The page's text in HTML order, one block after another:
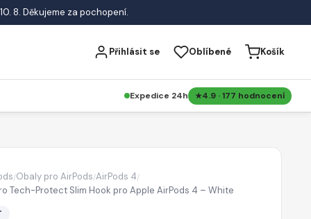
8. Děkujeme za pochopení.
Přihlásit se Oblíbené Košík
Expedice 24h 4.9 · 177 hodnocení
/Obaly pro AirPods/AirPods 4/
Tech-Protect Slim Hook pro Apple AirPods 4 – White